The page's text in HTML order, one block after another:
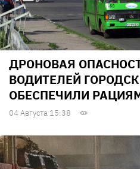
ДРОНОВАЯ
ВОДИТЕЛЕЙ
ОБЕСПЕЧИЛИ
04 Августа 15:38